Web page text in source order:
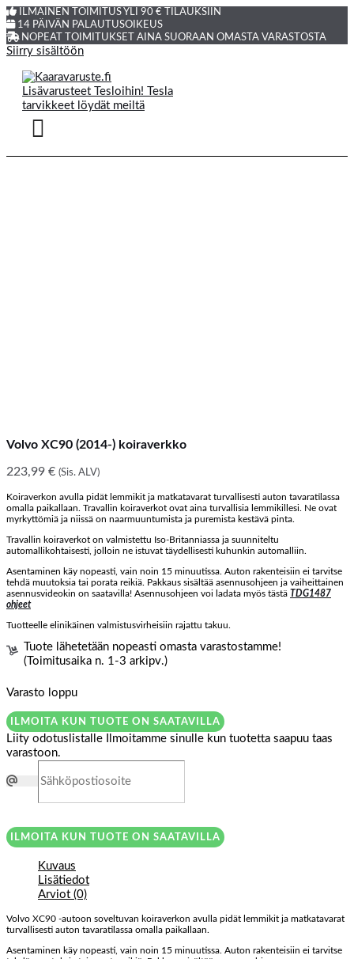
ILMAINEN TOIMITUS YLI 90 € TILAUKSIIN
14 PÄIVÄN PALAUTUSOIKEUS
NOPEAT TOIMITUKSET AINA SUORAAN OMASTA VARASTOSTA
Siirry sisältöön
Volvo XC90 (2014-) koiraverkko
223,99 € (Sis. ALV)
Koiraverkon avulla pidät lemmikit ja matkatavarat turvallisesti auton tavaratilassa
omalla paikallaan. Travallin koiraverkot ovat aina turvallisia lemmikillesi. Ne ovat
myrkyttömiä ja niissä on naarmuuntumista ja puremista kestävä pinta.
Travallin koiraverkot on valmistettu Iso-Britanniassa ja suunniteltu
automallikohtaisesti, jolloin ne istuvat täydellisesti kuhunkin automalliin.
Asentaminen käy nopeasti, vain noin 15 minuutissa. Auton rakenteisiin ei tarvitse
tehdä muutoksia tai porata reikiä. Pakkaus sisältää asennusohjeen ja vaiheittainen
asennusvideokin on saatavilla! Asennusohjeen voi ladata myös tästä TDG1487
ohjeet
Tuotteelle elinikäinen valmistusvirheisiin rajattu takuu.
Tuote lähetetään nopeasti omasta varastostamme!
(Toimitusaika n. 1-3 arkipv.)
Varasto loppu
ILMOITA KUN TUOTE ON SAATAVILLA
Liity odotuslistalle
Ilmoitamme sinulle kun tuotetta saapuu taas
varastoon.
ILMOITA KUN TUOTE ON SAATAVILLA
Kuvaus
Lisätiedot
Arviot (0)
Volvo XC90 -autoon soveltuvan koiraverkon avulla pidät lemmikit ja matkatavarat
turvallisesti auton tavaratilassa omalla paikallaan.
Asentaminen käy nopeasti, vain noin 15 minuutissa. Auton rakenteisiin ei tarvitse